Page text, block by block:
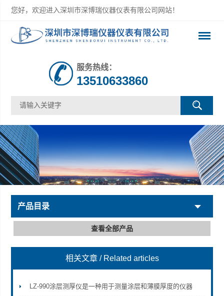
您好，欢迎进入深圳市深博瑞仪器仪表有限公司网站！
深圳市深博瑞仪器仪表有限公司
服务热线：
13510633860
产品目录
查看全部产品
相关文章 / Related articles
LZ-990涂层测厚仪是一种用于测量涂层和薄膜厚度的仪器